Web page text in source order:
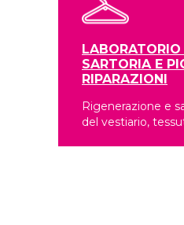
LABORATORIO
SARTORIA E
RIPARAZIONI
Rigenerazione e
del vestiario,